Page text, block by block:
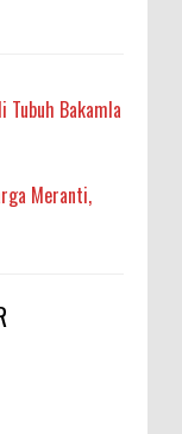
Tubuh Bakamla
Meranti,